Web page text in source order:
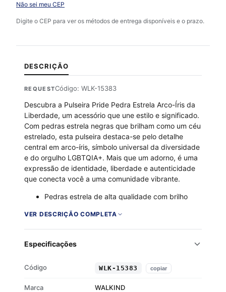
Não sei meu CEP
Digite o CEP para ver os métodos de entrega disponíveis e o prazo.
DESCRIÇÃO
REQUESTCódigo: WLK-15383
Descubra a Pulseira Pride Pedra Estrela Arco-Íris da
Liberdade, um acessório que une estilo e significado.
Com pedras estrela negras que brilham como um céu
estrelado, esta pulseira destaca-se pelo detalhe
central em arco-íris, símbolo universal da diversidade
e do orgulho LGBTQIA+. Mais que um adorno, é uma
expressão de identidade, liberdade e autenticidade
que conecta você a uma comunidade vibrante.
Pedras estrela de alta qualidade com brilho
Conta central com as cores do arco-íris,
representando inclusão e respeito
especiais
acabamento impecável
VER DESCRIÇÃO COMPLETA
Especificações
Código WLK-15383 copiar
Marca WALKIND